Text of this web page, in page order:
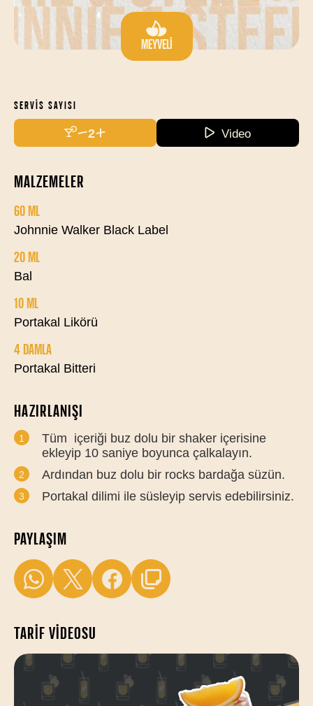
MEYVELI
SERVIS SAYISI
2 Video
MALZEMELER
60 ML
Johnnie Walker Black Label
20 ML
Bal
10 ML
Portakal Likörü
4 DAMLA
Portakal Bitteri
HAZIRLANIŞI
Tüm içeriği buz dolu bir shaker içerisine
ekleyip 10 saniye boyunca çalkalayın.
Ardından buz dolu bir rocks bardağa süzün.
Portakal dilimi ile süsleyip servis edebilirsiniz.
PAYLAŞIM
TARIF VIDEOSU